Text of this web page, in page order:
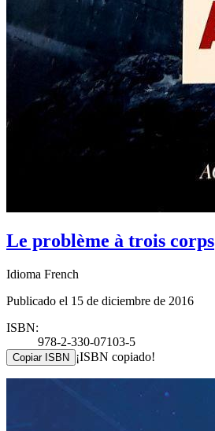
Le problème à trois corps
Idioma French
Publicado el 15 de diciembre de 2016
ISBN:
978-2-330-07103-5
Copiar ISBN ¡ISBN copiado!